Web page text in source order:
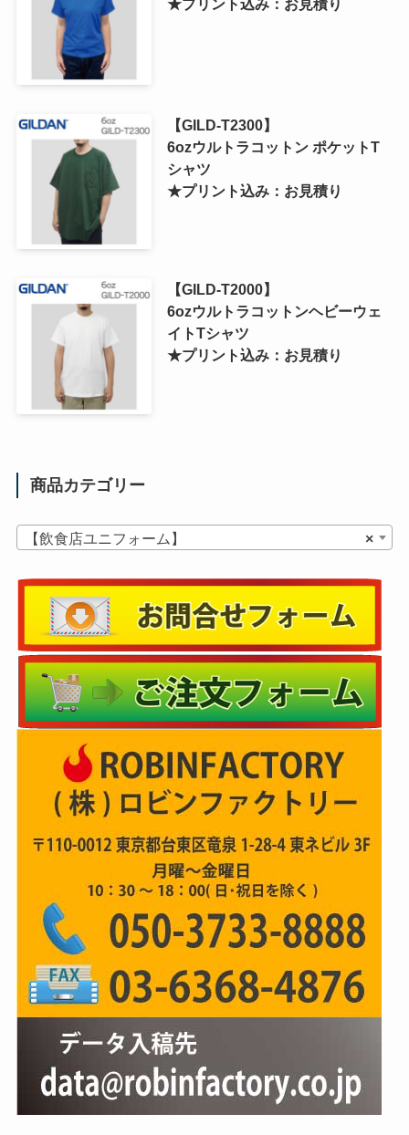
★プリント込み：お見積り
【GILD-T2300】
6ozウルトラコットン ポケットT
シャツ
★プリント込み：お見積り
【GILD-T2000】
6ozウルトラコットンヘビーウェ
イトTシャツ
★プリント込み：お見積り
商品カテゴリー
×
【飲食店ユニフォーム】